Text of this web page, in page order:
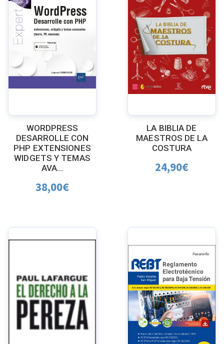
WORDPRESS
DESARROLLE CON
PHP EXTENSIONES
WIDGETS Y TEMAS
AVA...
38,00€
LA BIBLIA DE
MAESTROS DE LA
COSTURA
24,90€